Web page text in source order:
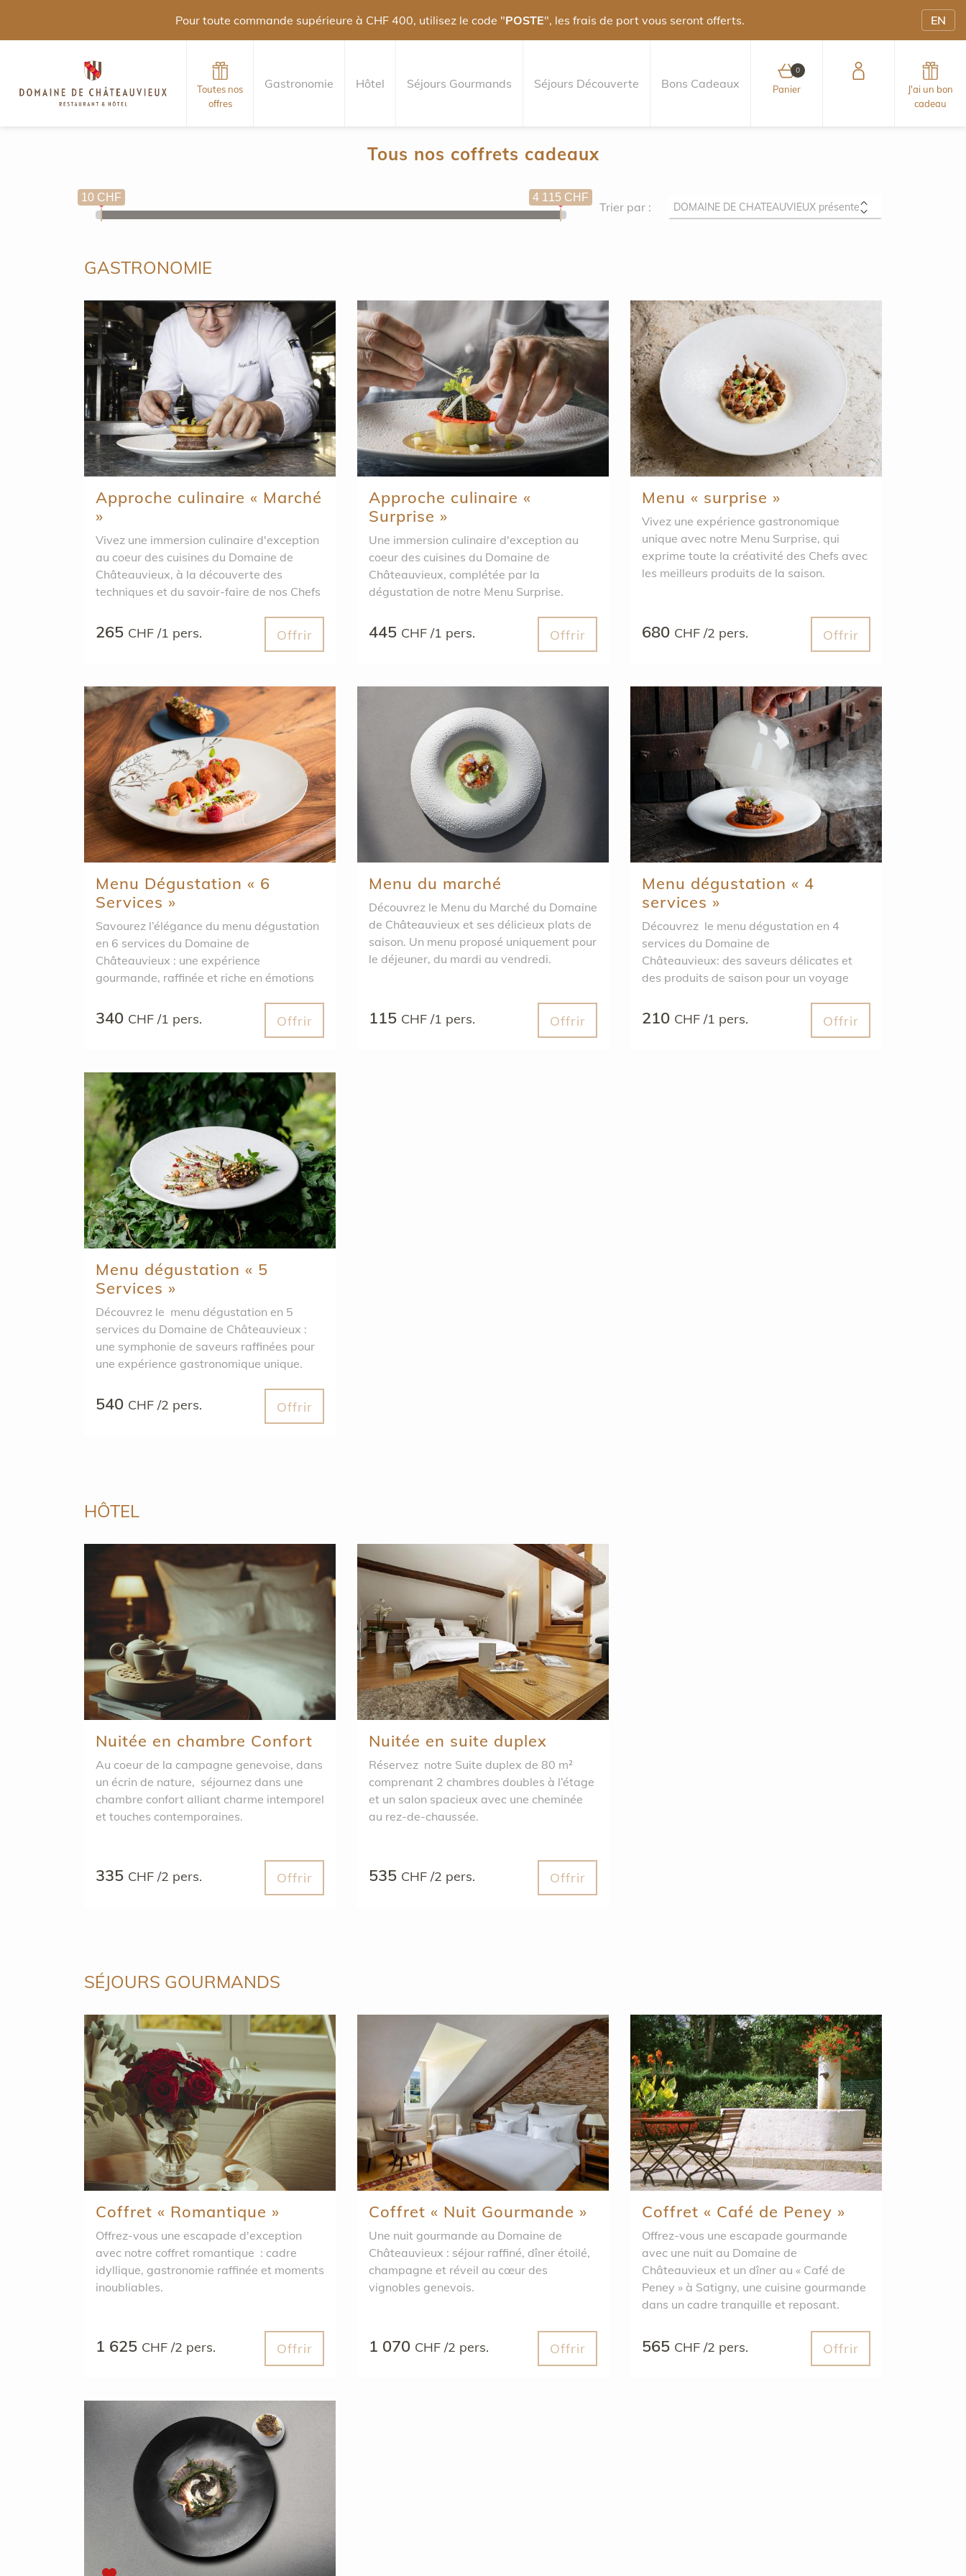
Pour toute commande supérieure à CHF 400, utilisez le code "POSTE", les frais de port vous seront offerts. EN
Toutes nos
offres
Gastronomie Hôtel Séjours Gourmands Séjours Découverte Bons Cadeaux
0
Panier0 article au panier
J'ai un bon
cadeau
Tous nos coffrets cadeaux
10 CHF 4 115 CHF
Trier par :
GASTRONOMIE
Approche culinaire « Marché
»
Vivez une immersion culinaire d'exception
au coeur des cuisines du Domaine de
Châteauvieux, à la découverte des
techniques et du savoir-faire de nos Chefs
265 CHF /1 pers. Offrir
Approche culinaire «
Surprise »
Une immersion culinaire d'exception au
coeur des cuisines du Domaine de
Châteauvieux, complétée par la
dégustation de notre Menu Surprise.
445 CHF /1 pers. Offrir
Menu « surprise »
Vivez une expérience gastronomique
unique avec notre Menu Surprise, qui
exprime toute la créativité des Chefs avec
les meilleurs produits de la saison.
680 CHF /2 pers. Offrir
Menu Dégustation « 6
Services »
Savourez l’élégance du menu dégustation
en 6 services du Domaine de
Châteauvieux : une expérience
gourmande, raffinée et riche en émotions
340 CHF /1 pers. Offrir
Menu du marché
Découvrez le Menu du Marché du Domaine
de Châteauvieux et ses délicieux plats de
saison. Un menu proposé uniquement pour
le déjeuner, du mardi au vendredi.
115 CHF /1 pers. Offrir
Menu dégustation « 4
services »
Découvrez le menu dégustation en 4
services du Domaine de
Châteauvieux: des saveurs délicates et
des produits de saison pour un voyage
210 CHF /1 pers. Offrir
Menu dégustation « 5
Services »
Découvrez le menu dégustation en 5
services du Domaine de Châteauvieux :
une symphonie de saveurs raffinées pour
une expérience gastronomique unique.
540 CHF /2 pers. Offrir
HÔTEL
Nuitée en chambre Confort
Au coeur de la campagne genevoise, dans
un écrin de nature, séjournez dans une
chambre confort alliant charme intemporel
et touches contem­poraines.
335 CHF /2 pers. Offrir
Nuitée en suite duplex
Réservez notre Suite duplex de 80 m²
comprenant 2 chambres doubles à l’étage
et un salon spacieux avec une cheminée
au rez-de-chaussée.
535 CHF /2 pers. Offrir
SÉJOURS GOURMANDS
Coffret « Romantique »
Offrez-vous une escapade d'exception
avec notre coffret romantique : cadre
idyllique, gastronomie raffinée et moments
inoubliables.
1 625 CHF /2 pers. Offrir
Coffret « Nuit Gourmande »
Une nuit gourmande au Domaine de
Châteauvieux : séjour raffiné, dîner étoilé,
champagne et réveil au cœur des
vignobles genevois.
1 070 CHF /2 pers. Offrir
Coffret « Café de Peney »
Offrez-vous une escapade gourmande
avec une nuit au Domaine de
Châteauvieux et un dîner au « Café de
Peney » à Satigny, une cuisine gourmande
dans un cadre tranquille et reposant.
565 CHF /2 pers. Offrir